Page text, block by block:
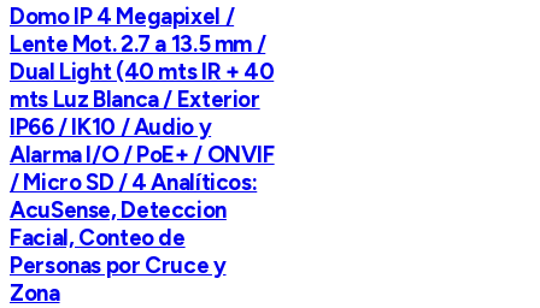
Domo IP 4 Megapixel /
Lente Mot. 2.7 a 13.5 mm /
Dual Light (40 mts IR + 40
mts Luz Blanca / Exterior
IP66 / IK10 / Audio y
Alarma I/O / PoE+ / ONVIF
/ Micro SD / 4 Analíticos:
AcuSense, Deteccion
Facial, Conteo de
Personas por Cruce y
Zona